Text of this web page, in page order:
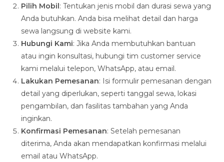
Pilih Mobil: Tentukan jenis mobil dan durasi sewa yang
Anda butuhkan. Anda bisa melihat detail dan harga
sewa langsung di website kami.
Hubungi Kami: Jika Anda membutuhkan bantuan
atau ingin konsultasi, hubungi tim customer service
kami melalui telepon, WhatsApp, atau email.
Lakukan Pemesanan: Isi formulir pemesanan dengan
detail yang diperlukan, seperti tanggal sewa, lokasi
pengambilan, dan fasilitas tambahan yang Anda
inginkan.
Konfirmasi Pemesanan: Setelah pemesanan
diterima, Anda akan mendapatkan konfirmasi melalui
email atau WhatsApp.